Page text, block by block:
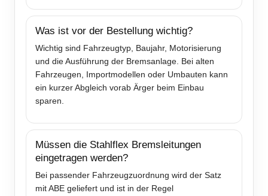
Was ist vor der Bestellung wichtig?
Wichtig sind Fahrzeugtyp, Baujahr, Motorisierung
und die Ausführung der Bremsanlage. Bei alten
Fahrzeugen, Importmodellen oder Umbauten kann
ein kurzer Abgleich vorab Ärger beim Einbau
sparen.
Müssen die Stahlflex Bremsleitungen
eingetragen werden?
Bei passender Fahrzeugzuordnung wird der Satz
mit ABE geliefert und ist in der Regel